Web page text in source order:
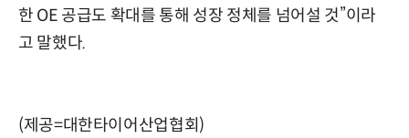
한 OE 공급도 확대를 통해 성장 정체를 넘어설 것”이라
고 말했다.
(제공=대한타이어산업협회)